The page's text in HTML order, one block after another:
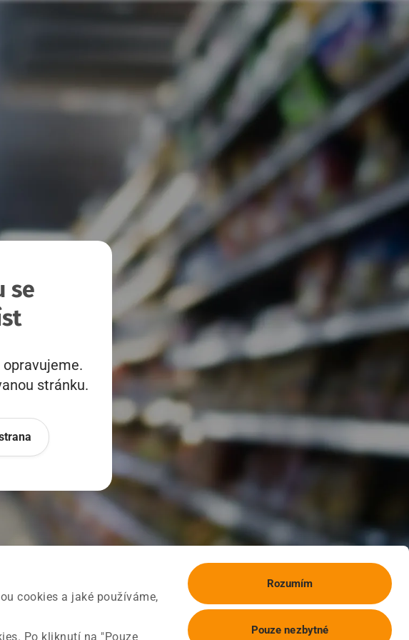
cookies a jaké používáme,
Po kliknutí na "Pouze
Rozumím
Pouze nezbytné
se
stránku.